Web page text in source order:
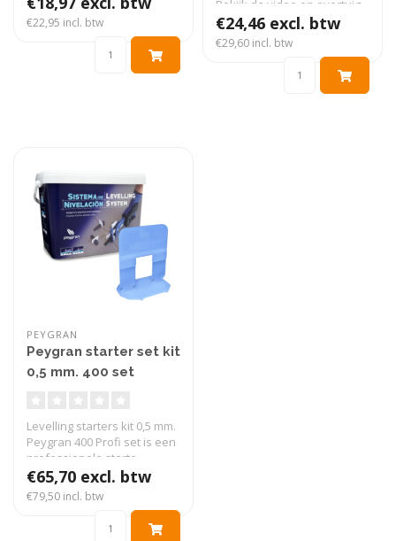
€22,95 incl. btw
Bekijk de video en overtuig
j..
€24,46 excl. btw
€29,60 incl. btw
PEYGRAN
Peygran starter set kit
0,5 mm. 400 set
Levelling starters kit 0,5 mm.
Peygran 400 Profi set is een
professionele starte..
€65,70 excl. btw
€79,50 incl. btw